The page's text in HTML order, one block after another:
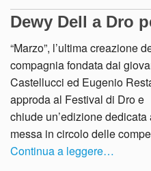
Dewy Dell a Dro
“Marzo”, l’ultima creazione
compagnia fondata dai
Castellucci ed Eugenio
approda al Festival di Dro e
chiude un’edizione dedicata
messa in circolo delle
Continua a leggere…